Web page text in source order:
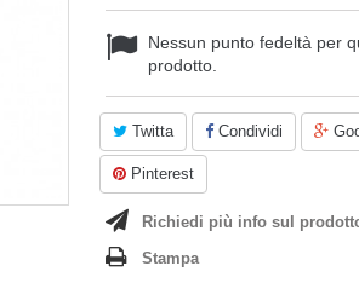
Nessun punto fedeltà per
prodotto.
Twitta Condividi
Pinterest
Richiedi più info sul
Stampa